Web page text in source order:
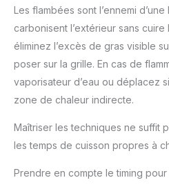
Les flambées sont l’ennemi
carbonisent l’extérieur sans cuire
éliminez l’excès de gras visible
poser sur la grille. En cas de
vaporisateur d’eau ou déplacez
zone de chaleur indirecte.
Maîtriser les techniques ne suffit
les temps de cuisson propres à
Prendre en compte le timing